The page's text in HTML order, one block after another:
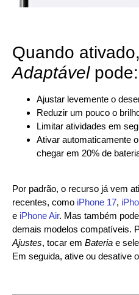
Quando
Adaptávelpode:
Ajustar levemente o
Reduzir um pouco o
Limitar atividades em
Ativar automaticamente
chegar em 20% de
Por padrão, o recurso já vem
recentes, como iPhone 17,
e iPhone Air. Mas também
demais modelos compatíveis.
Ajustes, tocar em Bateria e
Em seguida, ative ou desative o